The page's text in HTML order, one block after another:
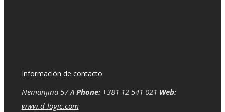
Información de contacto
Nemanjina 57 A Phone:+381 12 541 021 Web:
www.d-logic.com